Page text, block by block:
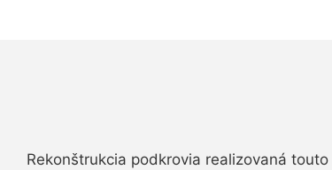
Rekonštrukcia podkrovia realizovaná